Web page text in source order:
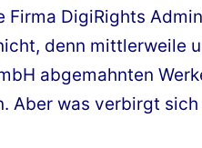
Firma DigiRights
denn mittlerweile
abgemahnten
Aber was verbirgt